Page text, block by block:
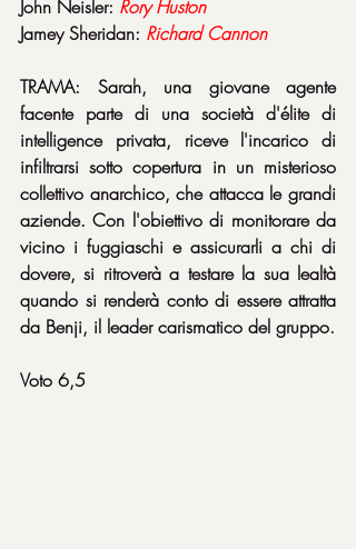
John Neisler: Rory Huston
Jamey Sheridan: Richard Cannon
TRAMA: Sarah, una giovane agente
facente parte di una società d'élite di
intelligence privata, riceve l'incarico di
infiltrarsi sotto copertura in un misterioso
collettivo anarchico, che attacca le grandi
aziende. Con l'obiettivo di monitorare da
vicino i fuggiaschi e assicurarli a chi di
dovere, si ritroverà a testare la sua lealtà
quando si renderà conto di essere attratta
da Benji, il leader carismatico del gruppo.
Voto 6,5